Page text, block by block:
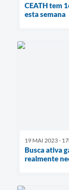
CEATH tem
esta semana
19 MAI 2023 -
Busca ativa
realmente